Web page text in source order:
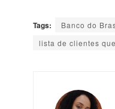
Tags: Banco do
lista de clientes